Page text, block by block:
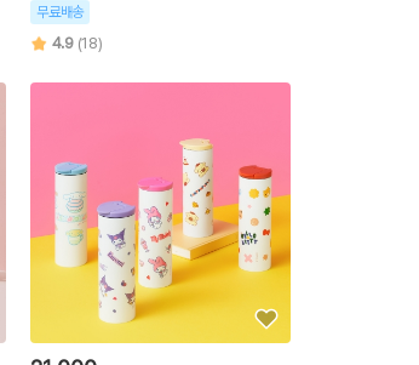
무료배송
4.9 (18)